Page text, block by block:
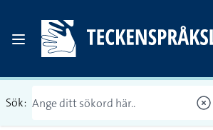
Sök: